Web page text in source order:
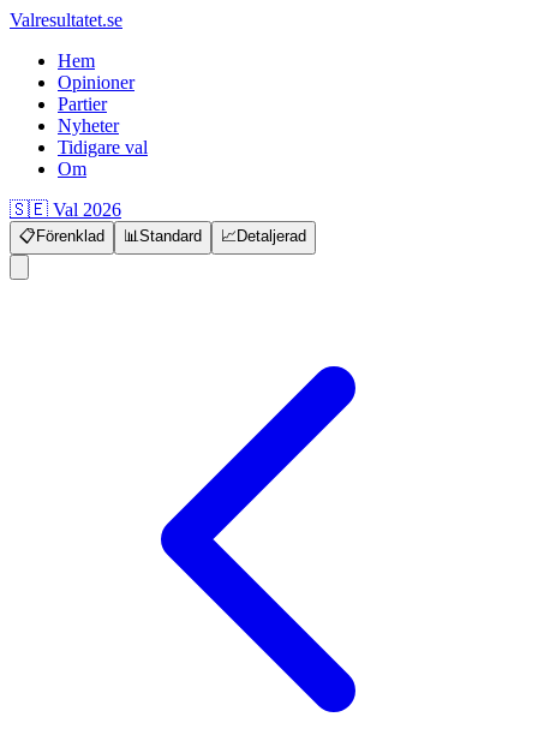
Valresultatet.se
Hem
Opinioner
Partier
Nyheter
Tidigare val
Om
🇸🇪 Val 2026
📋 Förenklad 📊Standard 📈Detaljerad